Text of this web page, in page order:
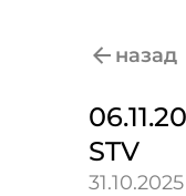
назад
STV
31.10.2025